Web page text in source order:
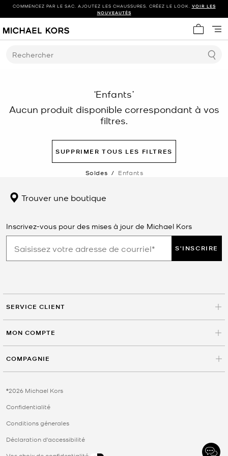
COMMENCEZ PAR LE SAC. AJOUTEZ LES CHAUSSURES. CRÉEZ LE LOOK. VOIR LES
NOUVEAUTÉS
Mon
Rechercher
‘Enfants’
Aucun produit disponible correspondant à vos
filtres.
SUPPRIMER TOUS LES FILTRES
Soldes / Enfants
Trouver une boutique
Inscrivez-vous pour des mises à jour de Michael Kors
S'INSCRIRE
SERVICE CLIENT
MON COMPTE
COMPAGNIE
©2026 Michael Kors
Confidentialité
Conditions génerales
Déclaration d'accessibilité